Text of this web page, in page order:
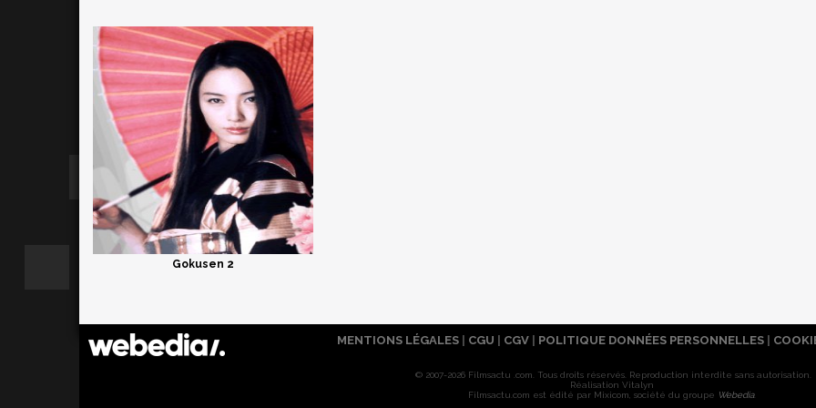
Gokusen 2
MENTIONS LÉGALES CGU CGV POLITIQUE DONNÉES PERSONNELLES
© 2007-2026 Filmsactu .com. Tous droits réservés. Reproduction interdite sans autorisation.
Réalisation Vitalyn
Filmsactu .com est édité par Mixicom, société du groupe Webedia.